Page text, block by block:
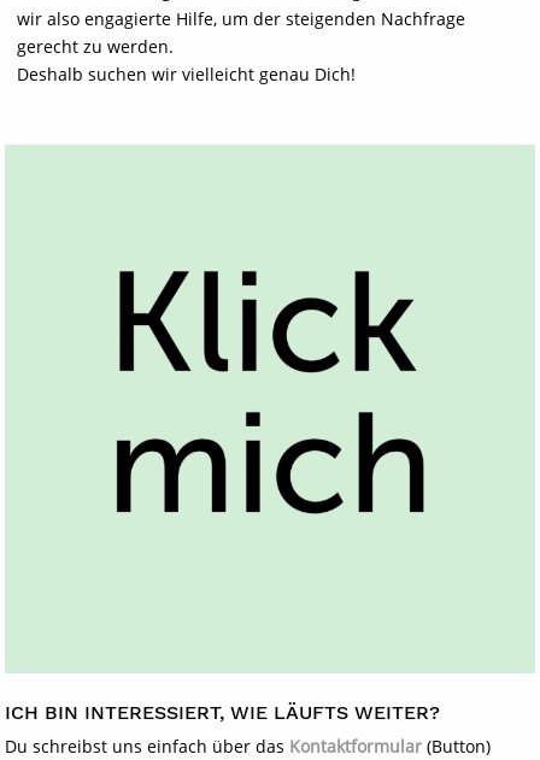
wir also engagierte Hilfe, um der steigenden Nachfrage
gerecht zu werden.
Deshalb suchen wir vielleicht genau Dich!
ICH BIN INTERESSIERT, WIE LÄUFTS WEITER?
Du schreibst uns einfach über das Kontaktformular (Button)